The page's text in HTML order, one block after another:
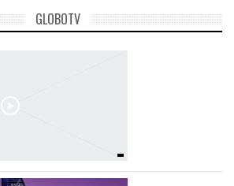
GLOBOTV